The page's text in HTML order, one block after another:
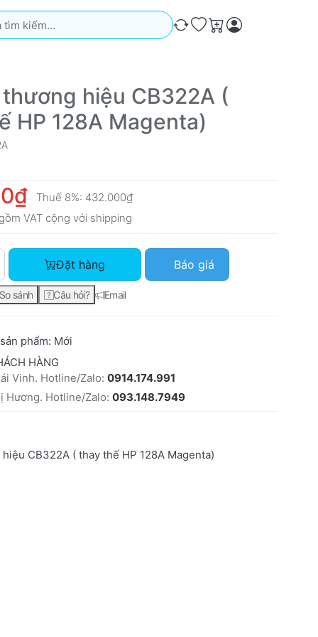
Kết quả sẽ tự động xuất hiện khi bạn nhập. Nhấn phím
So sánh
Ưa thích
Giỏ hàng
hiệu CB322A (
HP 128A Magenta)
Thuế 8%: 432.000₫
VAT cộng với shipping
Mực in thương hiệu CB322A ( thay thế HP 128A Magenta) với
Đặt hàng Báo giá
So sánh Câu hỏi? Email
phẩm: Mới
HÀNG
Vinh. Hotline/Zalo: 0914.174.991
Hương. Hotline/Zalo: 093.148.7949
CB322A ( thay thế HP 128A Magenta)